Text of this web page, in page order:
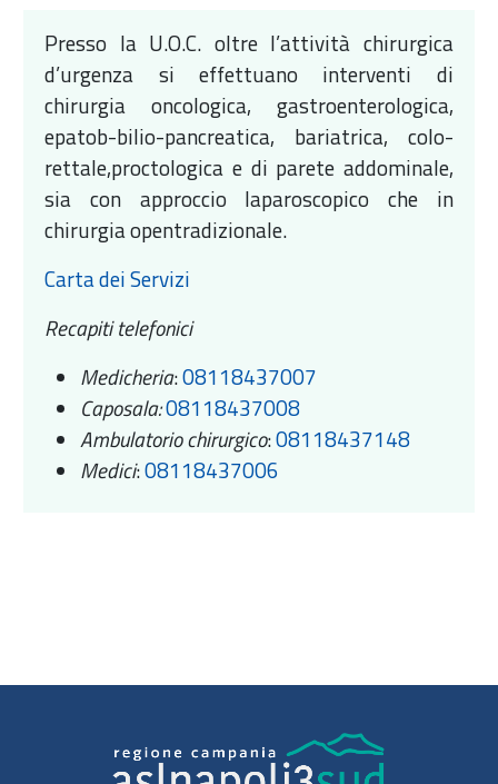
Presso la U.O.C. oltre l’attività chirurgica
d’urgenza si effettuano interventi di
chirurgia oncologica, gastroenterologica,
epatob-bilio-pancreatica, bariatrica, colo-
rettale,proctologica e di parete addominale,
sia con approccio laparoscopico che in
chirurgia opentradizionale.
Carta dei Servizi
Recapiti telefonici
Medicheria:08118437007
Caposala:08118437008
Ambulatorio chirurgico:08118437148
Medici:08118437006